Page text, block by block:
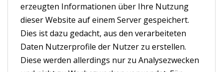
erzeugten Informationen über Ihre Nutzung
dieser Website auf einem Server gespeichert.
Dies ist dazu gedacht, aus den verarbeiteten
Daten Nutzerprofile der Nutzer zu erstellen.
Diese werden allerdings nur zu Analysezwecken